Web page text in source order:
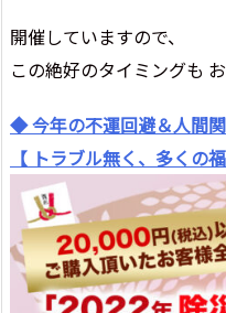
開催していますので、
この絶好のタイミングも
◆ 今年の不運回避＆人間
【 トラブル無く、多くの